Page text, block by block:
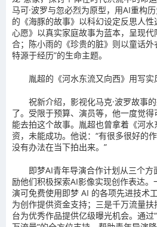
马可·波罗与忽必烈为原型，用AI重构
的《海豚的故事》以科幻设定反思人
心愿》以真实家庭故事为蓝本，呈现
合；陈小雨的《珍贵的脏》则以童话外
特源于经历”的生命主题。
胤超的《河水东流又向西》用写
祝新介绍，影视化马克·波罗故事
了。受限于预算、演员等，他一度觉
能去拍这个故事。胤超也曾拿着《河
资，未能成功。他说：“有很多很好的
没有办法在当下拍出来。”
即梦AI青年导演合作计划从三个
励他们积极探索AI影像实现创作表达
演可免费使用即梦 AI 的各项先进技术
为创作提供资金支持；三是千万流量
台为优秀作品提供亿级曝光机会。通